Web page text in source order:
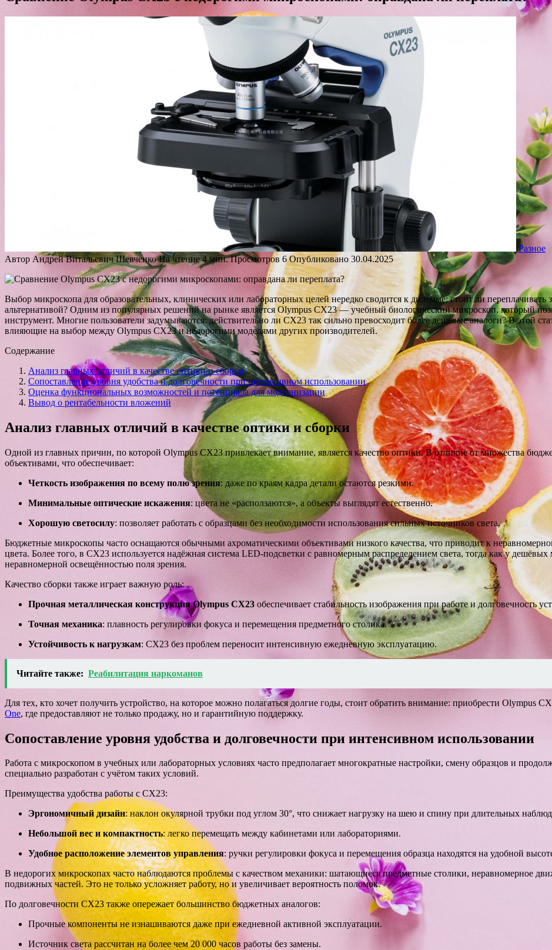
Разное
Автор Андрей Витальевич Шевченко На чтение4 мин. Просмотров 6 Опубликовано 30.04.2025
Выбор микроскопа для образовательных, клинических или лабораторных целей нередко сводится к дилемме: стоит ли
альтернативой? Одним из популярных решений на рынке является Olympus CX23 — учебный биологический микроскоп, который
инструмент. Многие пользователи задумываются: действительно ли CX23 так сильно превосходит более дешевые аналоги? В этой
влияющие на выбор между Olympus CX23 и недорогими моделями других производителей.
Содержание
Анализ главных отличий в качестве оптики и сборки
Сопоставление уровня удобства и долговечности при интенсивном использовании
Оценка функциональных возможностей и потенциала для модернизации
Вывод о рентабельности вложений
Анализ главных отличий в качестве оптики и сборки
Одной из главных причин, по которой Olympus CX23 привлекает внимание, является качество оптики. В отличие от множества
объективами, что обеспечивает:
Четкость изображения по всему полю зрения: даже по краям кадра детали остаются резкими.
Минимальные оптические искажения: цвета не «расползаются», а объекты выглядят естественно.
Хорошую светосилу: позволяет работать с образцами без необходимости использования сильных источников света.
Бюджетные микроскопы часто оснащаются обычными ахроматическими объективами низкого качества, что приводит к
цвета. Более того, в CX23 используется надёжная система LED-подсветки с равномерным распределением света, тогда как у
неравномерной освещённостью поля зрения.
Качество сборки также играет важную роль:
Прочная металлическая конструкция Olympus CX23 обеспечивает стабильность изображения при работе и долговечность
Точная механика: плавность регулировки фокуса и перемещения предметного столика.
Устойчивость к нагрузкам: CX23 без проблем переносит интенсивную ежедневную эксплуатацию.
Читайте также: Реабилитация наркоманов
Для тех, кто хочет получить устройство, на которое можно полагаться долгие годы, стоит обратить внимание: приобрести Olympus
One, где предоставляют не только продажу, но и гарантийную поддержку.
Сопоставление уровня удобства и долговечности при интенсивном использовании
Работа с микроскопом в учебных или лабораторных условиях часто предполагает многократные настройки, смену образцов и
специально разработан с учётом таких условий.
Преимущества удобства работы с CX23:
Эргономичный дизайн: наклон окулярной трубки под углом 30°, что снижает нагрузку на шею и спину при длительных
Небольшой вес и компактность: легко перемещать между кабинетами или лабораториями.
Удобное расположение элементов управления: ручки регулировки фокуса и перемещения образца находятся на удобной
В недорогих микроскопах часто наблюдаются проблемы с качеством механики: шатающиеся предметные столики, неравномерное
подвижных частей. Это не только усложняет работу, но и увеличивает вероятность поломок.
По долговечности CX23 также опережает большинство бюджетных аналогов:
Прочные компоненты не изнашиваются даже при ежедневной активной эксплуатации.
Источник света рассчитан на более чем 20 000 часов работы без замены.